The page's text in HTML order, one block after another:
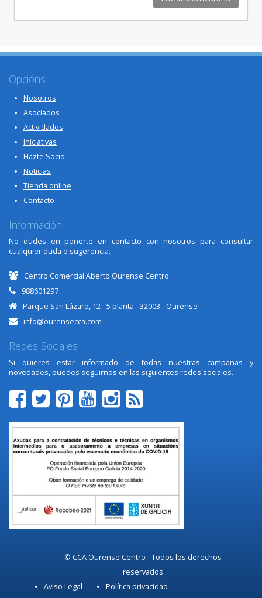
Opcións
Nosotros
Asociados
Actividades
Iniciativas
Hazte Socio
Noticias
Tienda online
Contacto
Información
No dudes en ponerte en contacto con nosotros para consultar
cualquier duda o sugerencia.
Centro Comercial Aberto Ourense Centro
988601297
Parque San Lázaro, 12 - 5 planta - 32003 - Ourense
info@ourensecca.com
Redes Sociales
Si quieres estar informado de todas nuestras campañas y
novedades, puedes seguirnos en las siguientes redes sociales.
© CCA Ourense Centro - Todos los derechos
reservados
Aviso Legal
Política privacidad